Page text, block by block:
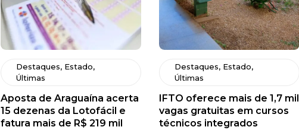
Destaques, Estado,
Últimas
Aposta de Araguaína acerta
15 dezenas da Lotofácil e
fatura mais de R$ 219 mil
Destaques, Estado,
Últimas
IFTO oferece mais de 1,7 mil
vagas gratuitas em cursos
técnicos integrados